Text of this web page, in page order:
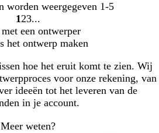
worden weergegeven 1-5
Naar
pagina
1 Naar
pagina
2 Naar
pagina
3
een ontwerper
het ontwerp maken
hoe het eruit komt te zien. Wij
voor onze rekening, van
ideeën tot het leveren van de
in je account.
Meer weten?